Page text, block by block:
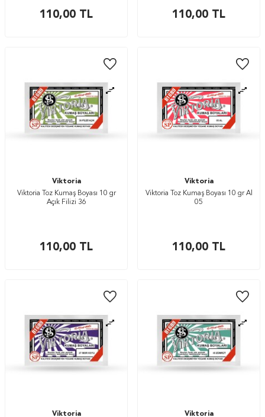
110,00 TL 110,00 TL
Viktoria
Viktoria Toz Kumaş Boyası 10 gr
Açık Filizi 36
110,00 TL
Viktoria
Viktoria Toz Kumaş Boyası 10 gr Al
05
110,00 TL
Viktoria Viktoria